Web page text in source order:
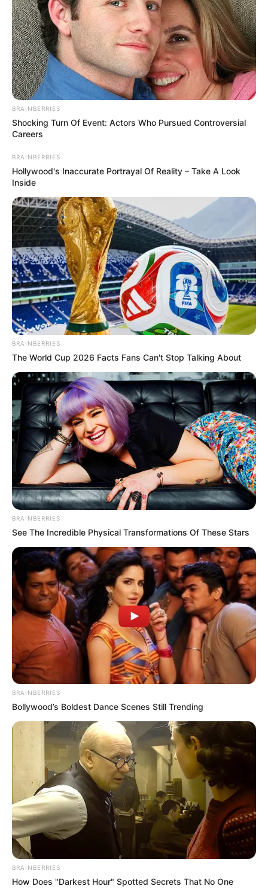
You may also like
ÉRDEKES0
Hogy megmentse a családját, egy fiatal nő beleegyezett,
hogy feleségül megy egy milliárdoshoz, akinek az arca
ijesztően eltorzult
Hogy megmentse a családját, egy fiatal nő beleegyezett,
hogy feleségül megy egy milliárdoshoz, akinek
BRAINBERRIES
Shocking Turn Of Event: Actors Who Pursued Controversial
Careers
BRAINBERRIES
Hollywood's Inaccurate Portrayal Of Reality – Take A Look
Inside
BRAINBERRIES
The World Cup 2026 Facts Fans Can't Stop Talking About
BRAINBERRIES
See The Incredible Physical Transformations Of These Stars
BRAINBERRIES
Bollywood’s Boldest Dance Scenes Still Trending
BRAINBERRIES
How Does "Darkest Hour" Spotted Secrets That No One